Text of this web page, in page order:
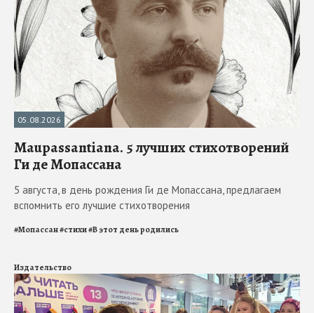
05.08.2026
Maupassantiana. 5 лучших стихотворений
Ги де Мопассана
5 августа, в день рождения Ги де Мопассана, предлагаем
вспомнить его лучшие стихотворения
#Мопассан#стихи#В этот день родились
Издательство